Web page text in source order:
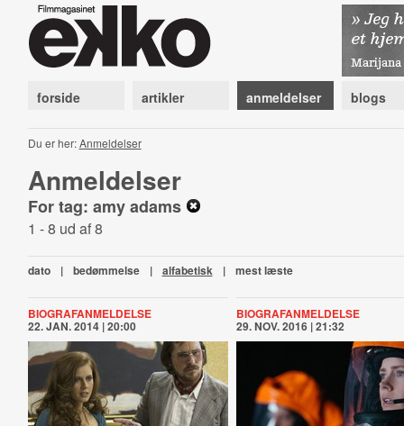
forside artikler anmeldelser blogs
Du er her:Anmeldelser
Anmeldelser
For tag: amy adams
1 - 8 ud af 8
dato | bedømmelse | alfabetisk | mest læste
BIOGRAFANMELDELSE
22. JAN. 2014 | 20:00
BIOGRAFANMELDELSE
29. NOV. 2016 | 21:32